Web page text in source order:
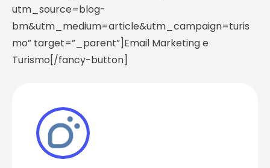
utm_source=blog-
bm&utm_medium=article&utm_campaign=turis
mo” target=”_parent”]Email Marketing e
Turismo[/fancy-button]